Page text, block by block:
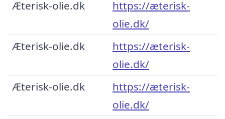
Æterisk-olie.dk
https://æterisk-
olie.dk/
Æterisk-olie.dk
https://æterisk-
olie.dk/
Æterisk-olie.dk
https://æterisk-
olie.dk/